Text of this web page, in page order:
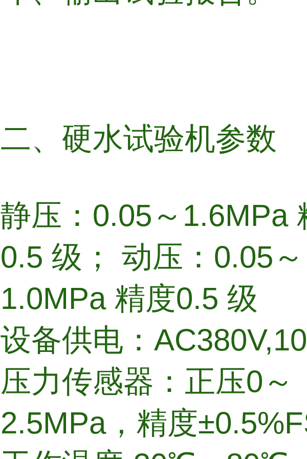
二、硬水试验机参数
静压：0.05～1.6MPa
0.5 级； 动压：0.05～
1.0MPa 精度0.5 级
设备供电：
压力传感器：正压0～
2.5MPa，精度